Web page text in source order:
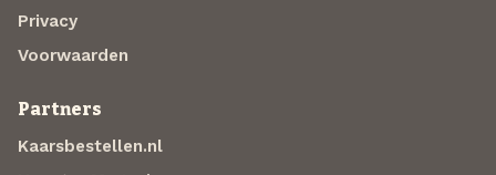
Privacy
Voorwaarden
Partners
Kaarsbestellen.nl